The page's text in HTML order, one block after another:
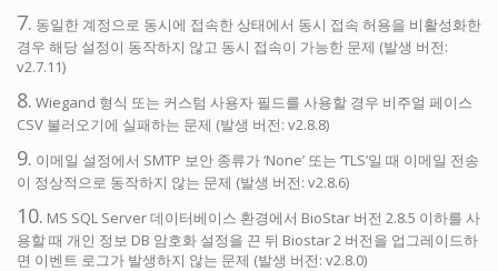
7. 동일한 계정으로 동시에 접속한 상태에서 동시 접속 허용을 비활성화한
경우 해당 설정이 동작하지 않고 동시 접속이 가능한 문제 (발생 버전:
v2.7.11)
8. Wiegand 형식 또는 커스텀 사용자 필드를 사용할 경우 비주얼 페이스
CSV 불러오기에 실패하는 문제 (발생 버전: v2.8.8)
9. 이메일 설정에서 SMTP 보안 종류가 ‘None’ 또는 ‘TLS’일 때 이메일 전송
이 정상적으로 동작하지 않는 문제 (발생 버전: v2.8.6)
10. MS SQL Server 데이터베이스 환경에서 BioStar 버전 2.8.5 이하를 사
용할 때 개인 정보 DB 암호화 설정을 끈 뒤 Biostar 2 버전을 업그레이드하
면 이벤트 로그가 발생하지 않는 문제 (발생 버전: v2.8.0)